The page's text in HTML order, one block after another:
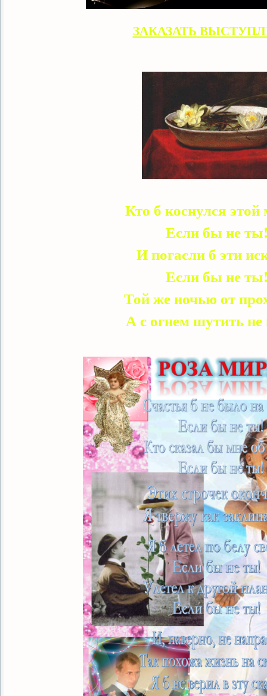
ЗАКАЗАТЬ
Кто б коснулся этой
Если бы не
И погасли б эти
Если бы не
Той же ночью от
А с огнем шутить не